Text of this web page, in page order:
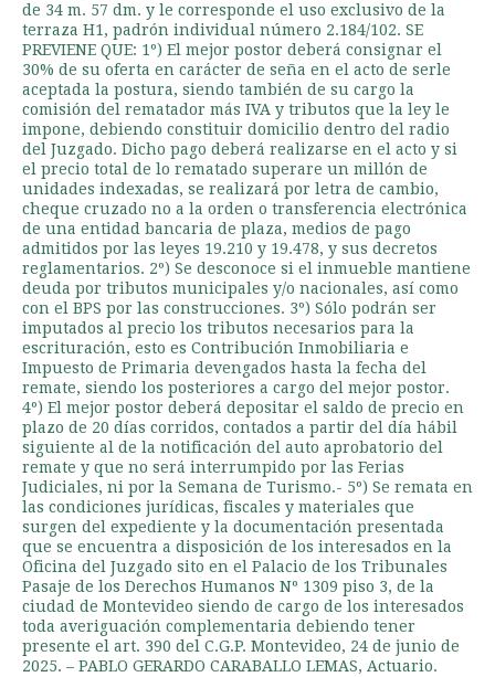
de 34 m. 57 dm. y le corresponde el uso exclusivo de la
terraza H1, padrón individual número 2.184/102. SE
PREVIENE QUE: 1º) El mejor postor deberá consignar el
30% de su oferta en carácter de seña en el acto de serle
aceptada la postura, siendo también de su cargo la
comisión del rematador más IVA y tributos que la ley le
impone, debiendo constituir domicilio dentro del radio
del Juzgado. Dicho pago deberá realizarse en el acto y si
el precio total de lo rematado superare un millón de
unidades indexadas, se realizará por letra de cambio,
cheque cruzado no a la orden o transferencia electrónica
de una entidad bancaria de plaza, medios de pago
admitidos por las leyes 19.210 y 19.478, y sus decretos
reglamentarios. 2º) Se desconoce si el inmueble mantiene
deuda por tributos municipales y/o nacionales, así como
con el BPS por las construcciones. 3º) Sólo podrán ser
imputados al precio los tributos necesarios para la
escrituración, esto es Contribución Inmobiliaria e
Impuesto de Primaria devengados hasta la fecha del
remate, siendo los posteriores a cargo del mejor postor.
4º) El mejor postor deberá depositar el saldo de precio en
plazo de 20 días corridos, contados a partir del día hábil
siguiente al de la notificación del auto aprobatorio del
remate y que no será interrumpido por las Ferias
Judiciales, ni por la Semana de Turismo.- 5º) Se remata en
las condiciones jurídicas, fiscales y materiales que
surgen del expediente y la documentación presentada
que se encuentra a disposición de los interesados en la
Oficina del Juzgado sito en el Palacio de los Tribunales
Pasaje de los Derechos Humanos Nº 1309 piso 3, de la
ciudad de Montevideo siendo de cargo de los interesados
toda averiguación complementaria debiendo tener
presente el art. 390 del C.G.P. Montevideo, 24 de junio de
2025. – PABLO GERARDO CARABALLO LEMAS, Actuario.